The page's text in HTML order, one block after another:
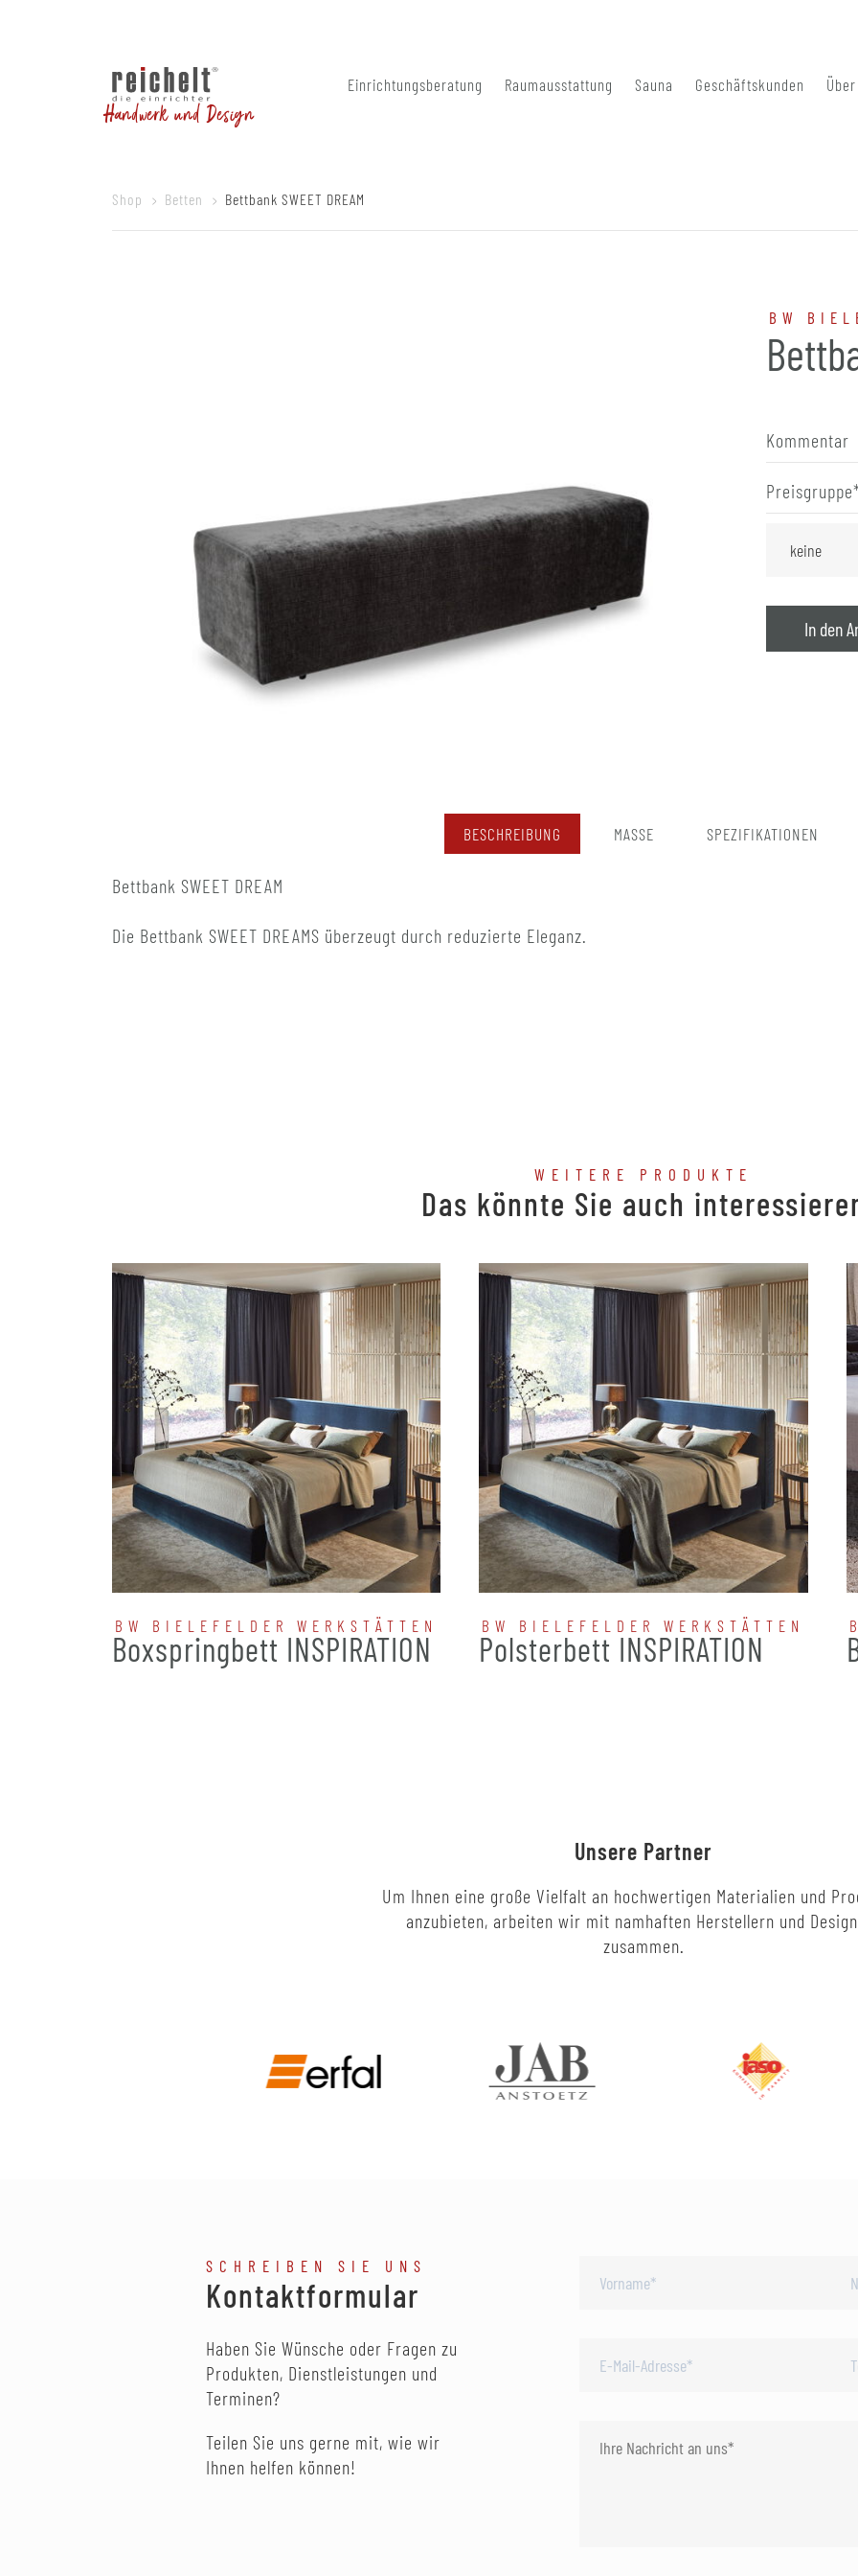
Handwerk und Design
Einrichtungsberatung Raumausstattung Sauna Geschäftskunden
Shop Betten Bettbank SWEET DREAM
BW
Kommentar
Preisgruppe
In den
BESCHREIBUNG MASSE SPEZIFIKATIONEN
Bettbank SWEET DREAM
Die Bettbank SWEET DREAMS überzeugt durch reduzierte Eleganz.
WEITERE PRODUKTE
Das könnte Sie auch
BW BIELEFELDER WERKSTÄTTEN
Boxspringbett INSPIRATION
BW BIELEFELDER WERKSTÄTTEN
Polsterbett INSPIRATION
Unsere Partner
Um Ihnen eine große Vielfalt an hochwertigen Materialien und
anzubieten, arbeiten wir mit namhaften Herstellern und
zusammen.
SCHREIBEN SIE UNS
Kontaktformular
Haben Sie Wünsche oder Fragen zu
Produkten, Dienstleistungen und
Terminen?
Teilen Sie uns gerne mit, wie wir
Ihnen helfen können!